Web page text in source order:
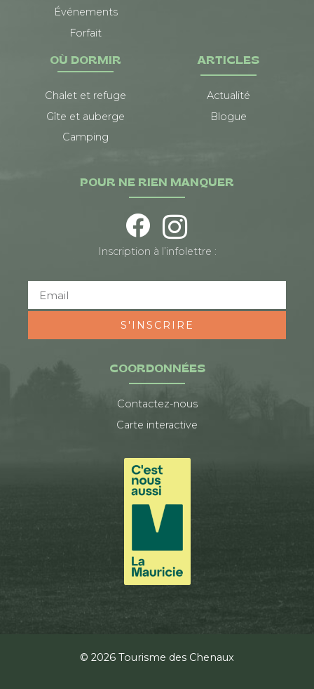
Événements
Forfait
OÙ DORMIR
Chalet et refuge
Gîte et auberge
Camping
ARTICLES
Actualité
Blogue
COORDONNÉES
Contactez-nous
Carte interactive
POUR NE RIEN MANQUER
Inscription à l’infolettre :
S'INSCRIRE
© 2026 Tourisme des Chenaux